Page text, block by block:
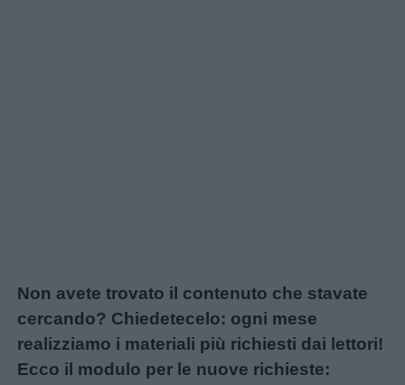
Non avete trovato il contenuto che stavate
cercando? Chiedetecelo: ogni mese
realizziamo i materiali più richiesti dai lettori!
Ecco il modulo per le nuove richieste: